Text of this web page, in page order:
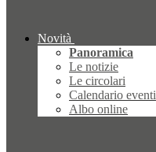
Novità
Panoramica
Le notizie
Le circolari
Calendario eventi
Albo online